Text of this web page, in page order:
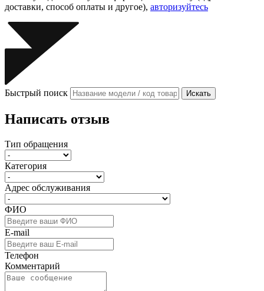
доставки, способ оплаты и другое), авторизуйтесь
Быстрый поиск Искать
Написать отзыв
Тип обращения
Категория
Адрес обслуживания
ФИО
E-mail
Телефон
Комментарий